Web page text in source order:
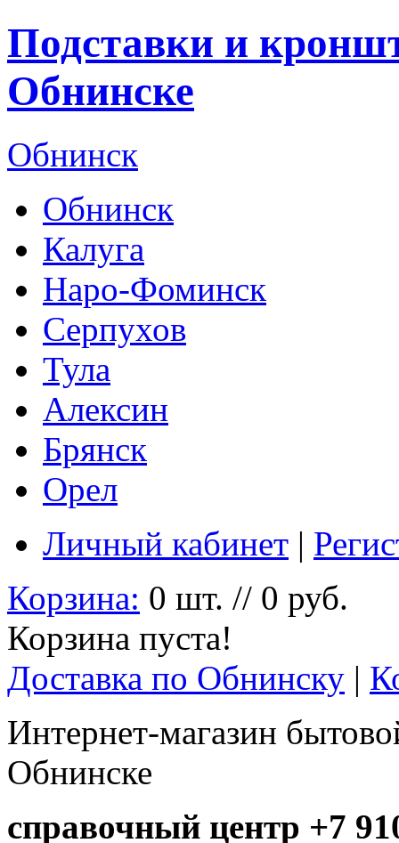
Подставки и
Обнинске
Обнинск
Обнинск
Калуга
Наро-Фоминск
Серпухов
Тула
Алексин
Брянск
Орел
Личный кабинет |
Корзина: 0 шт. // 0 руб.
Корзина пуста!
Доставка по Обнинску |
Интернет-магазин
Обнинске
справочный центр +7